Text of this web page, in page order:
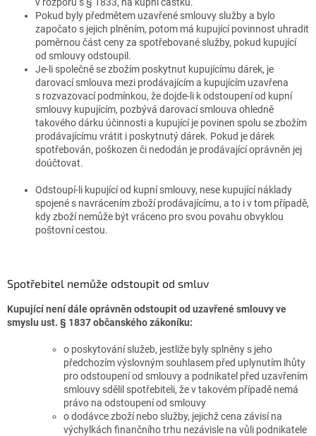
Pokud byly předmětem uzavřené smlouvy služby a bylo
započato s jejich plněním, potom má kupující povinnost uhradit
poměrnou část ceny za spotřebované služby, pokud kupující
od smlouvy odstoupil.
Je-li společně se zbožím poskytnut kupujícímu dárek, je
darovací smlouva mezi prodávajícím a kupujícím uzavřena
s rozvazovací podmínkou, že dojde-li k odstoupení od kupní
smlouvy kupujícím, pozbývá darovací smlouva ohledně
takového dárku účinnosti a kupující je povinen spolu se zbožím
prodávajícímu vrátit i poskytnutý dárek. Pokud je dárek
spotřebován, poškozen či nedodán je prodávající oprávněn jej
doúčtovat.
Odstoupí-li kupující od kupní smlouvy, nese kupující náklady
spojené s navrácením zboží prodávajícímu, a to i v tom případě,
kdy zboží nemůže být vráceno pro svou povahu obvyklou
poštovní cestou.
Spotřebitel nemůže odstoupit od smluv
Kupující není dále oprávněn odstoupit od uzavřené smlouvy ve
smyslu ust. § 1837 občanského zákoníku:
o poskytování služeb, jestliže byly splněny s jeho
předchozím výslovným souhlasem před uplynutím lhůty
pro odstoupení od smlouvy a podnikatel před uzavřením
smlouvy sdělil spotřebiteli, že v takovém případě nemá
právo na odstoupení od smlouvy
o dodávce zboží nebo služby, jejichž cena závisí na
výchylkách finančního trhu nezávisle na vůli podnikatele